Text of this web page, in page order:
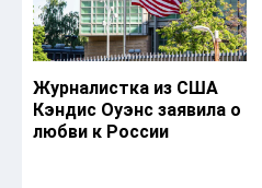
Журналистка из США
Кэндис Оуэнс заявила о
любви к России